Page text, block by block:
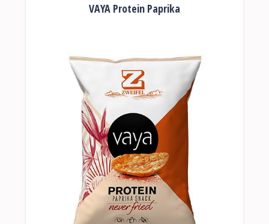
VAYA Protein Paprika